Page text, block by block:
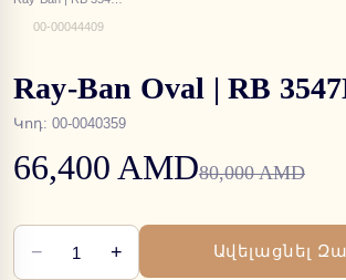
00-00044409
Ray-Ban Oval | RB
Կոդ: 00-0040359
66,400 AMD80,000 AMD
− 1 + Ավելացնել